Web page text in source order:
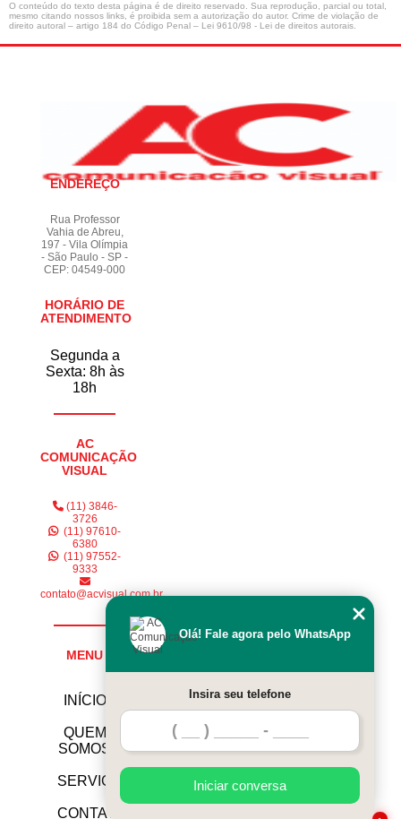
O conteúdo do texto desta página é de direito reservado. Sua reprodução, parcial ou total,
mesmo citando nossos links, é proibida sem a autorização do autor. Crime de violação de
direito autoral – artigo 184 do Código Penal – Lei 9610/98 - Lei de direitos autorais
ENDEREÇO
Rua Professor
Vahia de Abreu,
197 - Vila Olímpia
- São Paulo - SP -
CEP: 04549-000
HORÁRIO DE
ATENDIMENTO
Segunda a
Sexta: 8h às
18h
AC
COMUNICAÇÃO
VISUAL
(11) 3846-
3726
(11) 97610-
6380
(11) 97552-
9333
contato@acvisual.com.br
MENU
INÍCIO
QUEM
SOMOS
SERVIÇOS
CONTATO
Olá! Fale agora pelo WhatsApp
Insira seu telefone
Iniciar conversa